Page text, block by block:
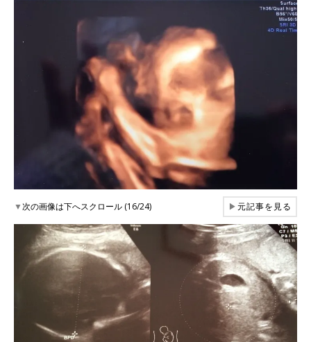
▼次の画像は下へスクロール (16/24) ▶元記事を見る